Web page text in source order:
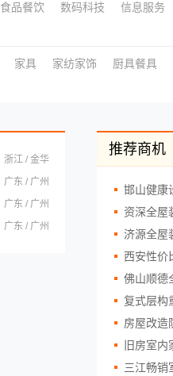
食品餐饮 数码科技 信息服务
家具 家纺家饰 厨具餐具
浙江 / 金华
广东 / 广州
广东 / 广州
广东 / 广州
推荐商机